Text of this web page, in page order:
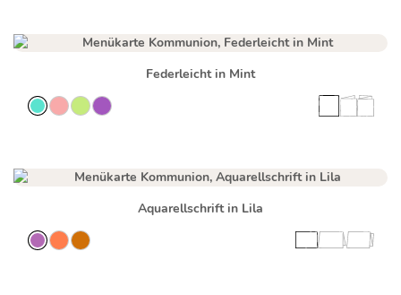
Federleicht in Mint
Aquarellschrift in Lila